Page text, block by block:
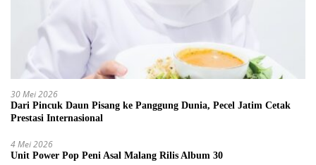
30 Mei 2026
Dari Pincuk Daun Pisang ke Panggung Dunia, Pecel Jatim Cetak
Prestasi Internasional
4 Mei 2026
Unit Power Pop Peni Asal Malang Rilis Album 30